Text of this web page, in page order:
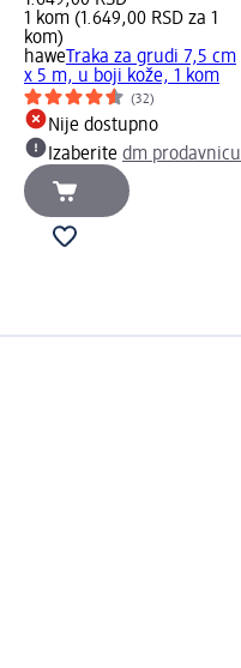
1 kom (1.649,00 RSD za 1
kom)
hawe Traka za grudi 7,5 cm
x 5 m, u boji kože, 1 kom
(32)
Nije dostupno
Izaberite dm prodavnicu